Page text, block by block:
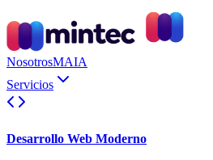
NosotrosMAIA
Servicios
Desarrollo Web Moderno